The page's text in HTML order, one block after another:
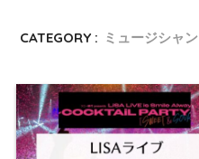
CATEGORY : ミュージシャン